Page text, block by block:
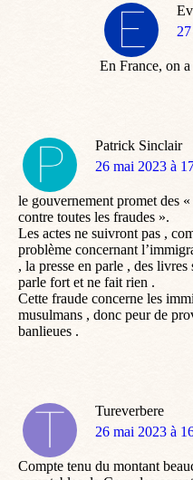
dit
En France, on
Patrick Sinclair
dit
26 mai 2023 à
le gouvernement promet des
contre toutes les fraudes ».
Les actes ne suivront pas ,
problème concernant
, la presse en parle , des
parle fort et ne fait rien .
Cette fraude concerne les
musulmans , donc peur de
banlieues .
Tureverbere
dit
26 mai 2023 à
Compte tenu du montant